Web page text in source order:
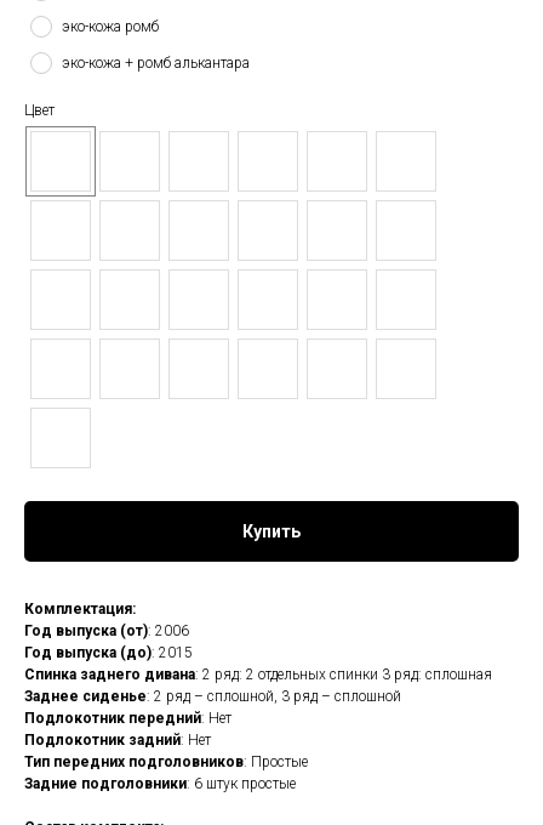
эко-кожа ромб
эко-кожа + ромб алькантара
Цвет
Купить
Комплектация:
Год выпуска (от): 2006
Год выпуска (до): 2015
Спинка заднего дивана: 2 ряд: 2 отдельных спинки 3 ряд: сплошная
Заднее сиденье: 2 ряд – сплошной, 3 ряд – сплошной
Подлокотник передний: Нет
Подлокотник задний: Нет
Тип передних подголовников: Простые
Задние подголовники: 6 штук простые